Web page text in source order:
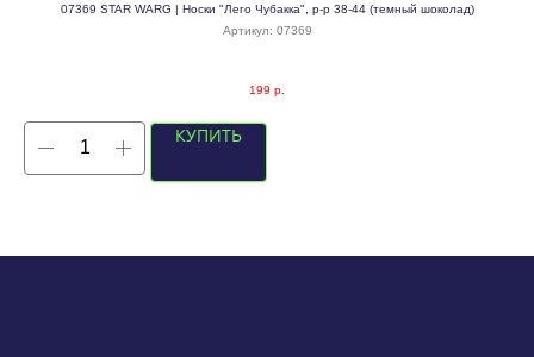
07369 STAR WARG | Носки "Лего Чубакка", р-р 38-44 (темный шоколад)
Артикул: 07369
199 р.
КУПИТЬ